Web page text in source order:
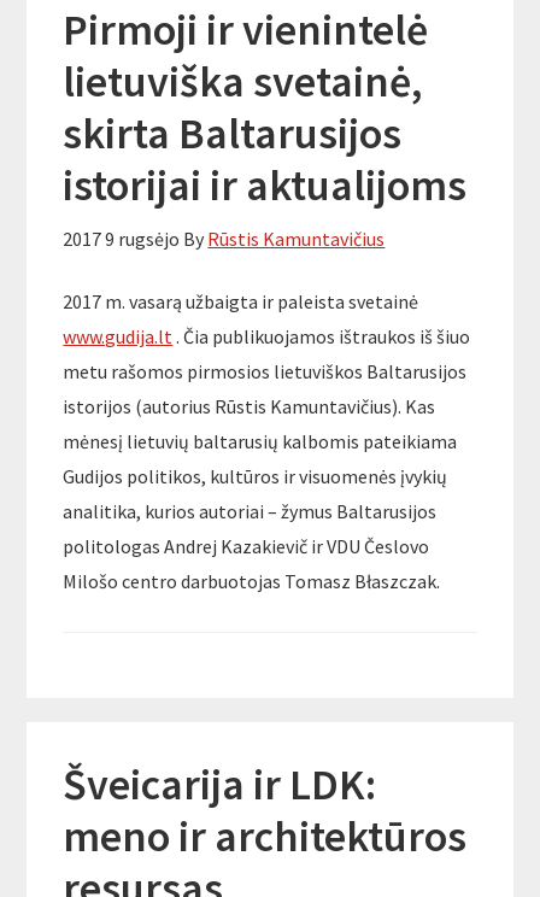
Pirmoji ir vienintelė
lietuviška svetainė,
skirta Baltarusijos
istorijai ir aktualijoms
2017 9 rugsėjo By Rūstis Kamuntavičius
2017 m. vasarą užbaigta ir paleista svetainė
www.gudija.lt . Čia publikuojamos ištraukos iš šiuo
metu rašomos pirmosios lietuviškos Baltarusijos
istorijos (autorius Rūstis Kamuntavičius). Kas
mėnesį lietuvių baltarusių kalbomis pateikiama
Gudijos politikos, kultūros ir visuomenės įvykių
analitika, kurios autoriai – žymus Baltarusijos
politologas Andrej Kazakievič ir VDU Česlovo
Milošo centro darbuotojas Tomasz Błaszczak.
Šveicarija ir LDK:
meno ir architektūros